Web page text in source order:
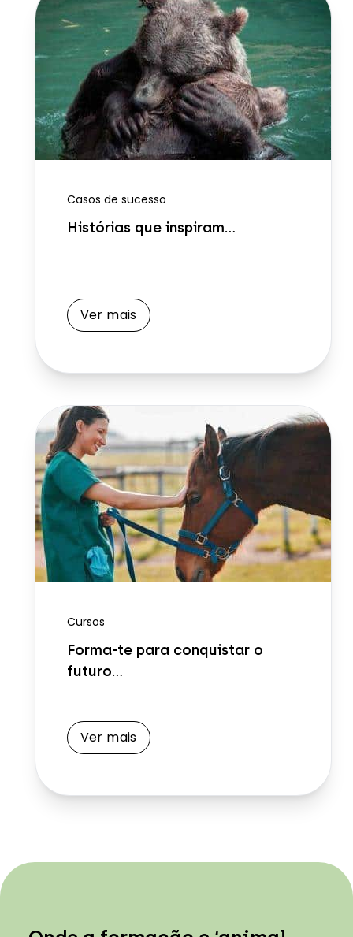
Casos de sucesso
Histórias que inspiram...
Ver mais
Cursos
Forma-te para conquistar o
futuro...
Ver mais